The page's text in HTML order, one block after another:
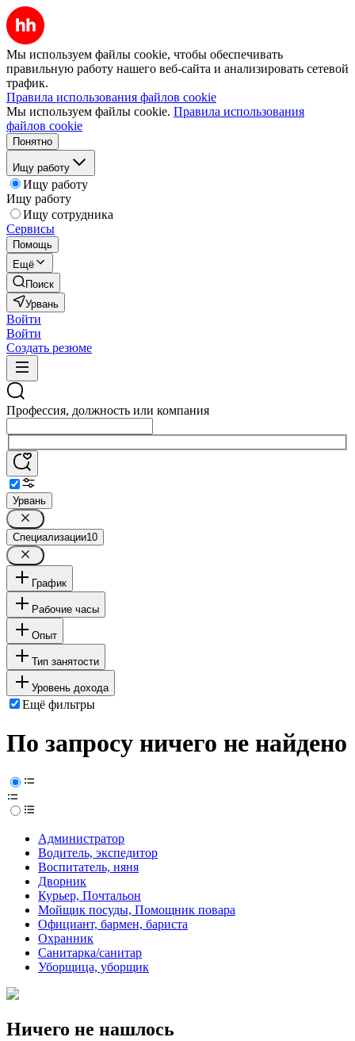
Мы используем файлы cookie, чтобы обеспечивать
правильную работу нашего веб-сайта и анализировать сетевой
трафик.
Правила использования файлов cookie
Мы используем файлы cookie. Правила использования
файлов cookie
Понятно
Ищу работу
Ищу работу
Ищу работу
Ищу сотрудника
Сервисы
Помощь
Ещё
Поиск
Урвань
Войти
Войти
Создать резюме
Профессия, должность или компания
Урвань
Специализации10
График
Рабочие часы
Опыт
Тип занятости
Уровень дохода
Ещё фильтры
По запросу ничего не найдено
Администратор
Водитель, экспедитор
Воспитатель, няня
Дворник
Курьер, Почтальон
Мойщик посуды, Помощник повара
Официант, бармен, бариста
Охранник
Санитарка/санитар
Уборщица, уборщик
Ничего не нашлось